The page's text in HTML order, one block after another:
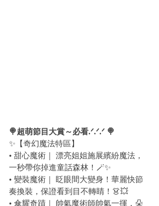
🍭超萌節目大賞～必看.ᐟ.ᐟ.ᐟ 🍭
✨【奇幻魔法特區】
• 甜心魔術｜ 漂亮姐姐施展繽紛魔法，
一秒帶你掉進童話森林！🪄✨
• 變裝魔術｜ 眨眼間大變身！華麗快節
奏換裝，保證看到目不轉睛！👗💥
• 傘耀奇蹟｜ 帥氣魔術師帥氣一揮，朵